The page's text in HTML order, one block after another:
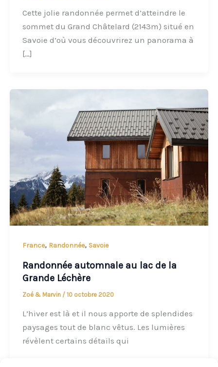
Cette jolie randonnée permet d’atteindre le
sommet du Grand Châtelard (2143m) situé en
Savoie d’où vous découvrirez un panorama à
[…]
France, Randonnée, Savoie
Randonnée automnale au lac de la
Grande Léchère
Zoé & Marvin / 10 octobre 2020
L’hiver est là et il nous apporte de splendides
paysages tout de blanc vêtus. Les lumières
révèlent certains détails qui